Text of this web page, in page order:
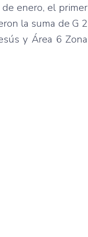
enero, el primer
la suma de G 2
y Área 6 Zona